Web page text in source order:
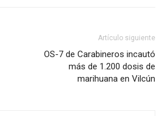
Artículo siguiente
OS-7 de Carabineros incautó
más de 1.200 dosis de
marihuana en Vilcún